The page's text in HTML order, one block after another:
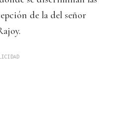
de la del señor